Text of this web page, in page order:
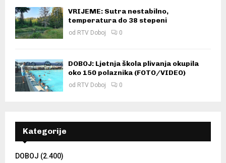
VRIJEME: Sutra nestabilno,
temperatura do 38 stepeni
od RTV Doboj 0
DOBOJ: Ljetnja škola plivanja okupila
oko 150 polaznika (FOTO/VIDEO)
od RTV Doboj 0
Kategorije
DOBOJ (2.400)